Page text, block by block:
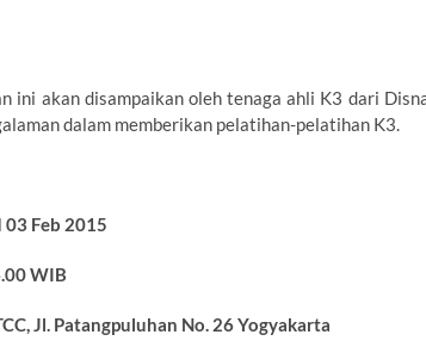
ini akan disampaikan oleh tenaga ahli K3 dari
dalam memberikan pelatihan-pelatihan K3.
03 Feb 2015
WIB
Jl. Patangpuluhan No. 26 Yogyakarta